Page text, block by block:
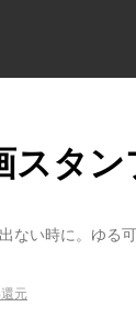
スタン
ない時に。ゆる
元